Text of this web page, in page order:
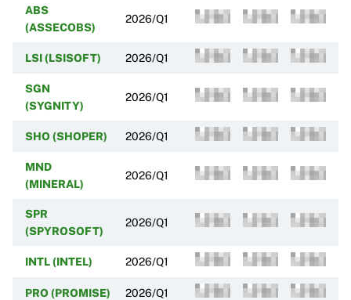
ABS
(ASSECOBS)
2026/Q1
LSI (LSISOFT) 2026/Q1
SGN
(SYGNITY)
2026/Q1
SHO (SHOPER) 2026/Q1
MND
(MINERAL)
2026/Q1
SPR
(SPYROSOFT)
2026/Q1
INTL (INTEL) 2026/Q1
PRO (PROMISE) 2026/Q1